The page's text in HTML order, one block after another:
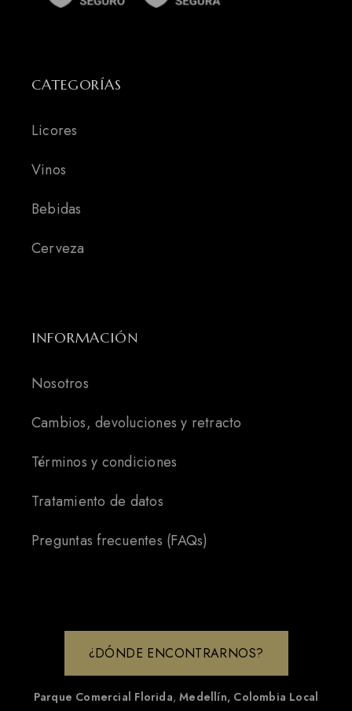
CATEGORÍAS
Licores
Vinos
Bebidas
Cerveza
INFORMACIÓN
Nosotros
Cambios, devoluciones y retracto
Términos y condiciones
Tratamiento de datos
Preguntas frecuentes (FAQs)
¿DÓNDE ENCONTRARNOS?
Parque Comercial Florida,Medellín, Colombia Local